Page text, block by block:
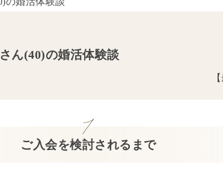
さん(40)の婚活体験談
ご入会を検討されるまで